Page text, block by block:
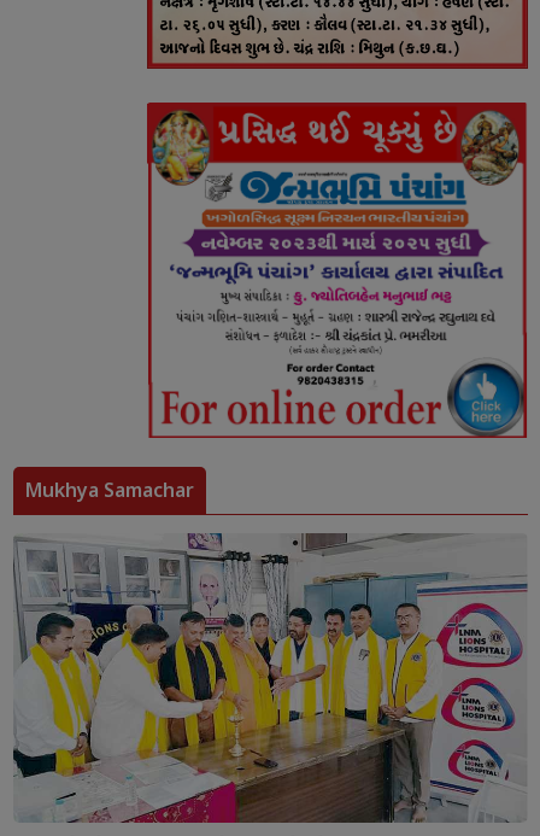
Mukhya Samachar